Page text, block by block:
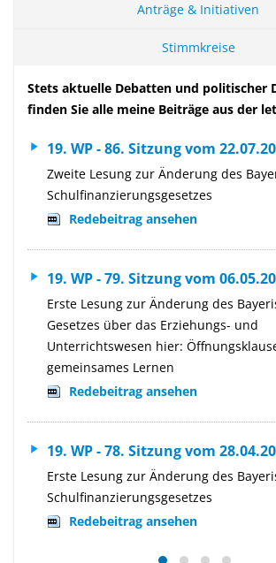
Anträge & Initiativen
Stimmkreise
Stets aktuelle Debatten und politischer
finden Sie alle meine Beiträge aus der
19. WP - 86. Sitzung vom
Zweite Lesung zur Änderung des
Schulfinanzierungsgesetzes
Redebeitrag ansehen
19. WP - 79. Sitzung vom
Erste Lesung zur Änderung des
Gesetzes über das Erziehungs- und
Unterrichtswesen hier:
gemeinsames Lernen
Redebeitrag ansehen
19. WP - 78. Sitzung vom
Erste Lesung zur Änderung des
Schulfinanzierungsgesetzes
Redebeitrag ansehen